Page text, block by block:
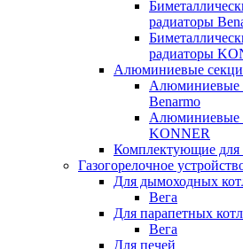
радиаторы
радиаторы
Алюминиевые
Алюминиевые
Benarmo
Алюминиевые
KONNER
Комплектующие для
Газогорелочное
Для дымоходных
Вега
Для парапетных
Вега
Для печей